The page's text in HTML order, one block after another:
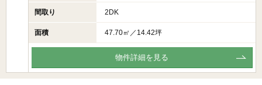
間取り 2DK
面積 47.70㎡／14.42坪
物件詳細を見る